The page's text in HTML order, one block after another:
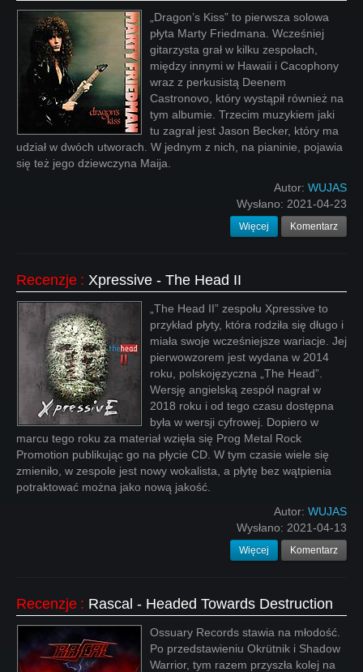
„Dragon’s Kiss” to pierwsza solowa
płyta Marty Friedmana. Wcześniej
gitarzysta grał w kilku zespołach,
między innymi w Hawaii i Cacophony
wraz z perkusistą Deenem
Castronovo, który wystąpił również na
tym albumie. Trzecim muzykiem jaki
tu zagrał jest Jason Becker, który ma
udział w dwóch utworach. W jednym z nich, na pianinie, pojawia
się też jego dziewczyna Maija.
Autor: WUJAS
Wysłano: 2021-04-23
Więcej Komentarz
Recenzje : Xpressive - The Head II
„The Head II” zespołu Xpressive to
przykład płyty, która rodziła się długo i
miała swoje wcześniejsze wariacje. Jej
pierwowzorem jest wydana w 2014
roku, polskojęzyczna „The Head”.
Wersję angielską zespół nagrał w
2018 roku i od tego czasu dostępna
była w wersji cyfrowej. Dopiero w
marcu tego roku za materiał wzięła się Prog Metal Rock
Promotion publikując go na płycie CD. W tym czasie wiele się
zmieniło, w zespole jest nowy wokalista, a płytę bez wątpienia
potraktować można jako nową jakość.
Autor: WUJAS
Wysłano: 2021-04-13
Więcej Komentarz
Recenzje : Rascal - Headed Towards Destruction
Ossuary Records stawia na młodość.
Po przedstawieniu Okrütnik i Shadow
Warrior, tym razem przyszła kolej na